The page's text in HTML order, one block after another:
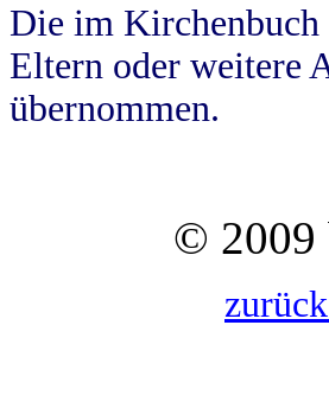
Die im Kirchenbuch
Eltern oder weitere
übernommen.
© 2009